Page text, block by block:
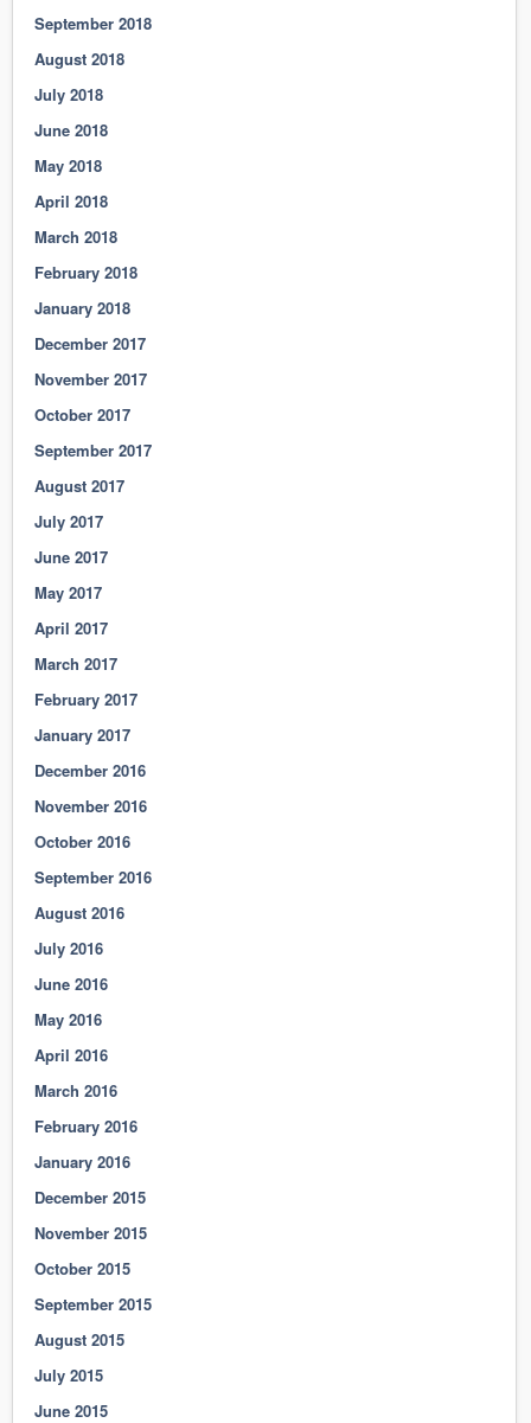
September 2018
August 2018
July 2018
June 2018
May 2018
April 2018
March 2018
February 2018
January 2018
December 2017
November 2017
October 2017
September 2017
August 2017
July 2017
June 2017
May 2017
April 2017
March 2017
February 2017
January 2017
December 2016
November 2016
October 2016
September 2016
August 2016
July 2016
June 2016
May 2016
April 2016
March 2016
February 2016
January 2016
December 2015
November 2015
October 2015
September 2015
August 2015
July 2015
June 2015